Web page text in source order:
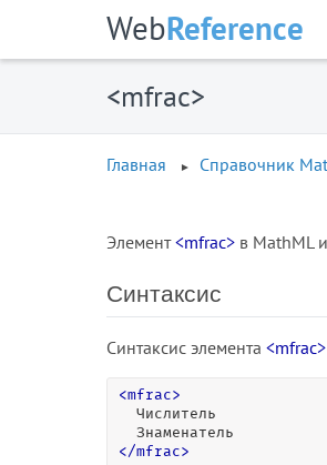
WebReference
<mfrac>
Главная Справочник
Элемент<mfrac> в MathML
Синтаксис
Синтаксис элемента <mfrac>
<mfrac>
  Числитель
</mfrac>